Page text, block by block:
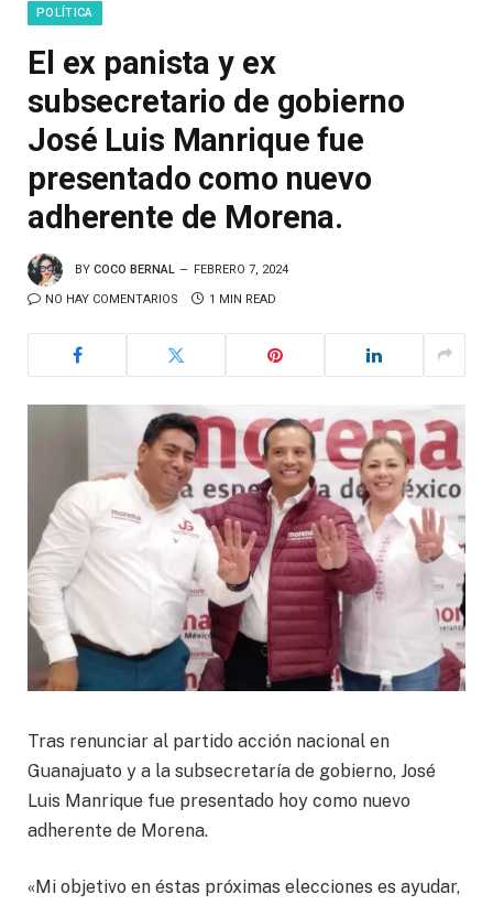
POLÍTICA
El ex panista y ex
subsecretario de gobierno
José Luis Manrique fue
presentado como nuevo
adherente de Morena.
BY COCO BERNAL FEBRERO 7, 2024
NO HAY COMENTARIOS 1 MIN READ
Tras renunciar al partido acción nacional en
Guanajuato y a la subsecretaría de gobierno, José
Luis Manrique fue presentado hoy como nuevo
adherente de Morena.
«Mi objetivo en éstas próximas elecciones es ayudar,